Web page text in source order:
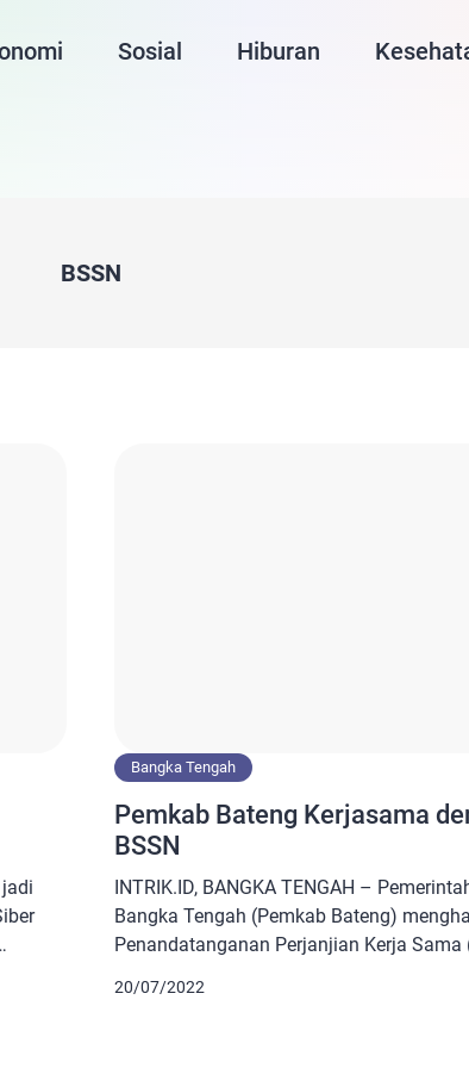
Sosial Hiburan
BSSN
jadi
Bangka Tengah
Pemkab Bateng Kerjasama
BSSN
INTRIK.ID, BANGKA TENGAH –
Bangka Tengah (Pemkab Bateng)
Penandatanganan Perjanjian Kerja Sama
20/07/2022